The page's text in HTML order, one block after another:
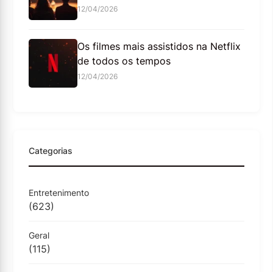
12/04/2026
Os filmes mais assistidos na Netflix
de todos os tempos
12/04/2026
Categorias
Entretenimento
(623)
Geral
(115)